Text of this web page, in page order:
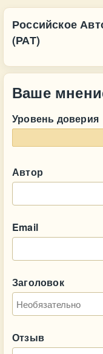
Российское
(РАТ)
Ваше
Уровень доверия
Автор
Email
Заголовок
Отзыв